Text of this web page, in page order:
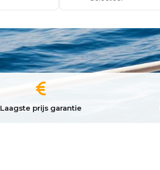
Laagste prijs garantie